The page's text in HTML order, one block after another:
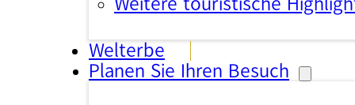
Weitere touristische
Welterbe
Planen Sie Ihren Besuch